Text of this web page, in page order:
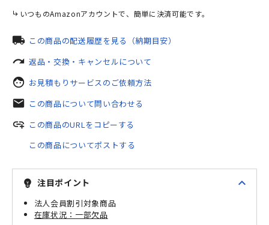
いつものAmazonアカウントで、簡単に決済可能です。
local_shipping この商品の配送履歴を見る（納期目安）
redo 返品・交換・キャンセルについて
face お見積もりサービスのご依頼方法
mail この商品について問い合わせる
add_link この商品のURLをコピーする
この商品についてポストする
emoji_objects 注目ポイント expand_less
法人会員割引対象商品
一部欠品